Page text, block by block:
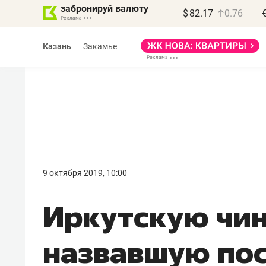
забронируй валюту $ 82.17 0.76
Казань Закамье
9 октября 2019, 10:00
Иркутскую
назвавшую